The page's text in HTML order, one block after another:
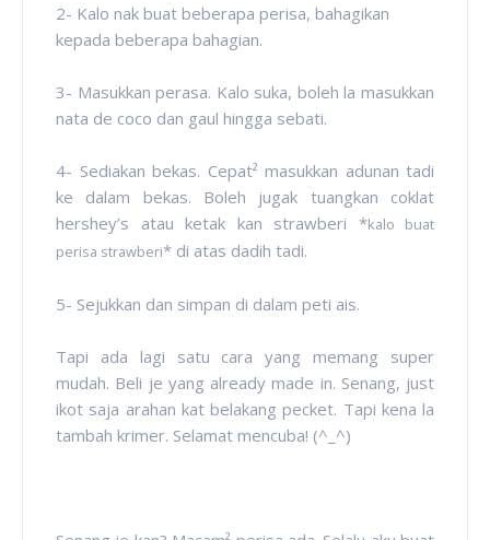
2- Kalo nak buat beberapa perisa, bahagikan
kepada beberapa bahagian.
3- Masukkan perasa. Kalo suka, boleh la masukkan
nata de coco dan gaul hingga sebati.
4- Sediakan bekas. Cepat² masukkan adunan tadi
ke dalam bekas. Boleh jugak tuangkan coklat
hershey’s atau ketak kan strawberi *kalo buat
perisa strawberi* di atas dadih tadi.
5- Sejukkan dan simpan di dalam peti ais.
Tapi ada lagi satu cara yang memang super
mudah. Beli je yang already made in. Senang, just
ikot saja arahan kat belakang pecket. Tapi kena la
tambah krimer. Selamat mencuba! (^_^)